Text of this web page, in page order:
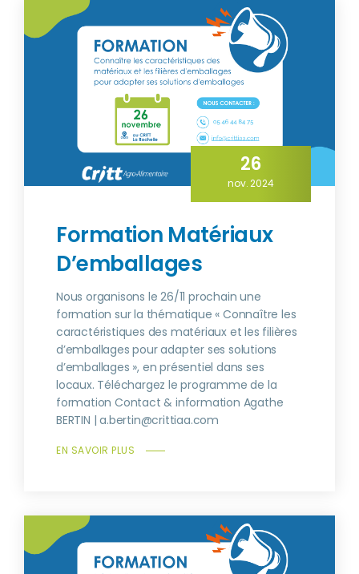
26
nov. 2024
Formation Matériaux
D’emballages
Nous organisons le 26/11 prochain une
formation sur la thématique « Connaître les
caractéristiques des matériaux et les filières
d’emballages pour adapter ses solutions
d’emballages », en présentiel dans ses
locaux. Téléchargez le programme de la
formation Contact & information Agathe
BERTIN | a.bertin@crittiaa.com
EN SAVOIR PLUS